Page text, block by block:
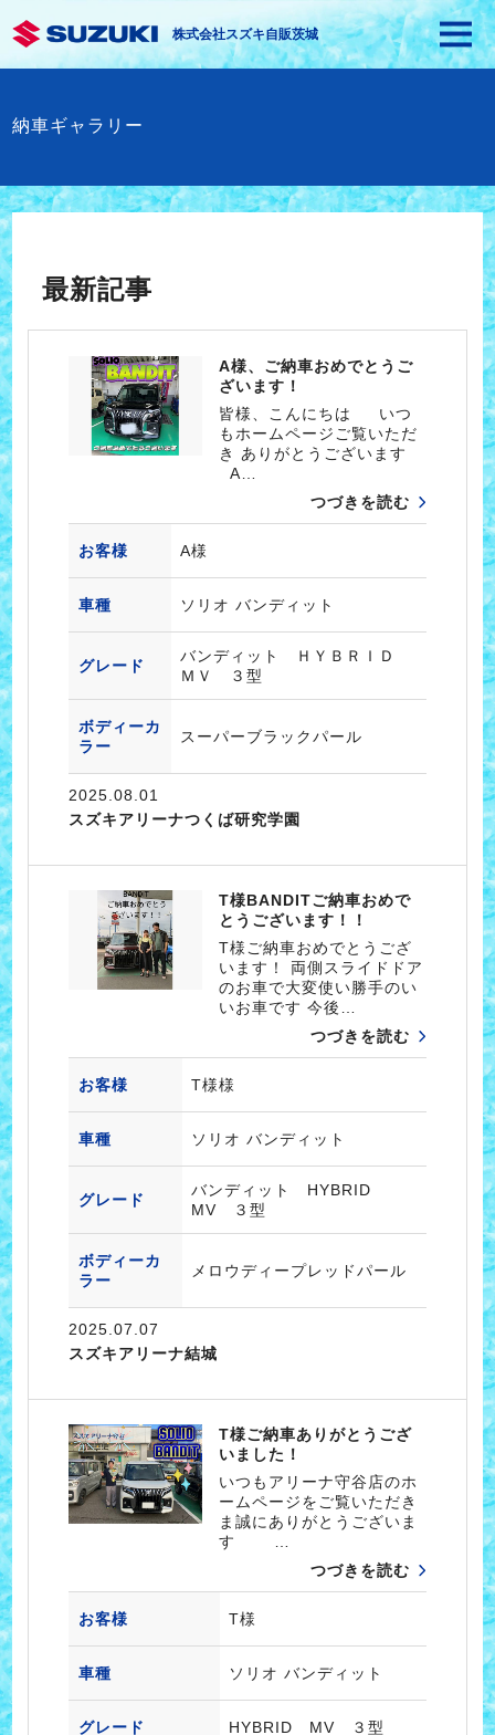
株式会社スズキ自販茨城
納車ギャラリー
最新記事
A様、ご納車おめでとうご
ざいます！
皆様、こんにちは いつ
もホームページご覧いただ
き ありがとうございます
A…
つづきを読む
お客様 A様
車種 ソリオ バンディット
グレード
バンディット ＨＹＢＲＩＤ
ＭＶ ３型
ボディーカ
ラー
スーパーブラックパール
2025.08.01
スズキアリーナつくば研究学園
T様BANDITご納車おめで
とうございます！！
T様ご納車おめでとうござ
います！ 両側スライドドア
のお車で大変使い勝手のい
いお車です 今後…
つづきを読む
お客様 T様様
車種 ソリオ バンディット
グレード
バンディット HYBRID
MV ３型
ボディーカ
ラー
メロウディープレッドパール
2025.07.07
スズキアリーナ結城
T様ご納車ありがとうござ
いました！
いつもアリーナ守谷店のホ
ームページをご覧いただき
ま誠にありがとうございま
す …
つづきを読む
お客様 T様
車種 ソリオ バンディット
グレード HYBRID MV ３型